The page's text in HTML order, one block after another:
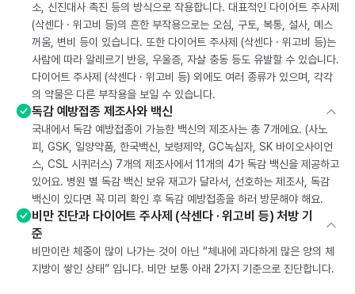
소, 신진대사 촉진 등의 방식으로 작용합니다. 대표적인 다이어트 주사제
(삭센다 · 위고비 등)의 흔한 부작용으로는 오심, 구토, 복통, 설사, 메스
꺼움, 변비 등이 있습니다. 또한 다이어트 주사제 (삭센다 · 위고비 등)는
사람에 따라 알레르기 반응, 우울증, 자살 충동 등도 유발할 수 있습니다.
다이어트 주사제 (삭센다 · 위고비 등) 외에도 여러 종류가 있으며, 각각
의 약물은 다른 부작용을 보일 수 있습니다.
독감 예방접종 제조사와 백신
국내에서 독감 예방접종이 가능한 백신의 제조사는 총 7개에요. (사노
피, GSK, 일양약품, 한국백신, 보령제약, GC녹십자, SK 바이오사이언
스, CSL 시퀴러스) 7개의 제조사에서 11개의 4가 독감 백신을 제공하고
있어요. 병원 별 독감 백신 보유 재고가 달라서, 선호하는 제조사, 독감
백신이 있다면 꼭 미리 확인 후 독감 예방접종을 하러 방문해야 해요.
비만 진단과 다이어트 주사제 (삭센다 · 위고비 등) 처방 기
준
비만이란 체중이 많이 나가는 것이 아닌 “체내에 과다하게 많은 양의 체
지방이 쌓인 상태” 입니다. 비만 보통 아래 2가지 기준으로 진단합니다.